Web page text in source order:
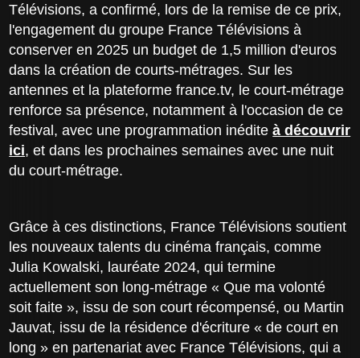
Télévisions, a confirmé, lors de la remise de ce prix,
l'engagement du groupe France Télévisions à
conserver en 2025 un budget de 1,5 million d'euros
dans la création de courts-métrages. Sur les
antennes et la plateforme france.tv, le court-métrage
renforce sa présence, notamment à l'occasion de ce
festival, avec une programmation inéditeà découvrir
ici, et dans les prochaines semaines avec une nuit
du court-métrage.
Grâce à ces distinctions, France Télévisions soutient
les nouveaux talents du cinéma français, comme
Julia Kowalski, lauréate 2024, qui termine
actuellement son long-métrage « Que ma volonté
soit faite », issu de son court récompensé, ou Martin
Jauvat, issu de la résidence d'écriture « de court en
long » en partenariat avec France Télévisions, qui a